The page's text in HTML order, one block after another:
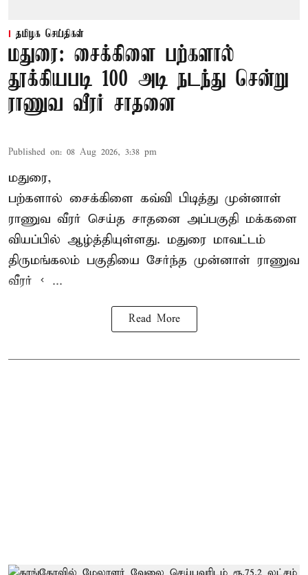
தமிழக செய்திகள்
மதுரை: சைக்கிளை பற்களால்
தூக்கியபடி 100 அடி நடந்து சென்று
ராணுவ வீரர் சாதனை
Published on: 08 Aug 2026, 3:38 pm
மதுரை,
பற்களால் சைக்கிளை கவ்வி பிடித்து முன்னாள்
ராணுவ வீரர் செய்த சாதனை அப்பகுதி மக்களை
வியப்பில் ஆழ்த்தியுள்ளது. மதுரை மாவட்டம்
திருமங்கலம் பகுதியை சேர்ந்த முன்னாள் ராணுவ
வீரர் < ...
Read More